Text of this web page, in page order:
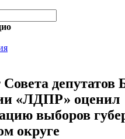
Совета
«ЛДПР» оценил
выборов
округе